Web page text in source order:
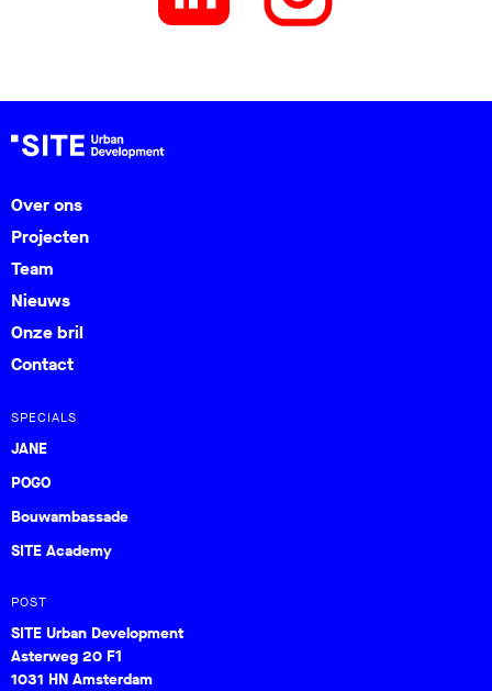
Over ons
Projecten
Team
Nieuws
Onze bril
Contact
SPECIALS
JANE
POGO
Bouwambassade
SITE Academy
POST
SITE Urban Development
Asterweg 20 F1
1031 HN Amsterdam